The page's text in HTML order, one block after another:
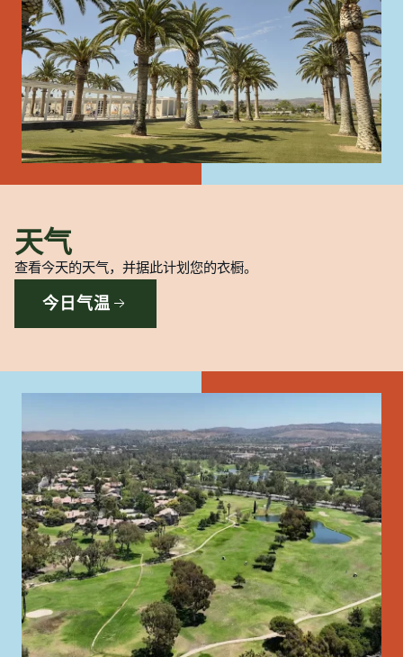
天气
查看今天的天气，并据此计划您的衣橱。
今日气温